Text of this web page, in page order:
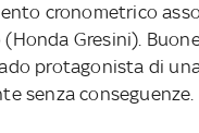
cronometrico
Gresini).
protagonista di
senza conseguenze.